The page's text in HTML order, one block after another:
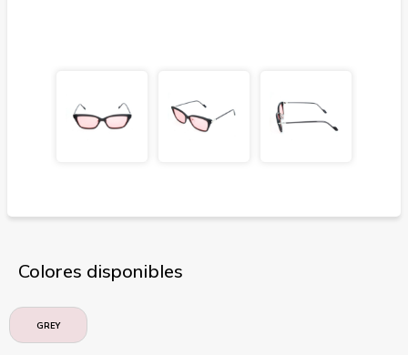
Colores disponibles
GREY